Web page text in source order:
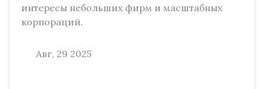
интересы небольших фирм и масштабных
корпораций.
Авг, 29 2025